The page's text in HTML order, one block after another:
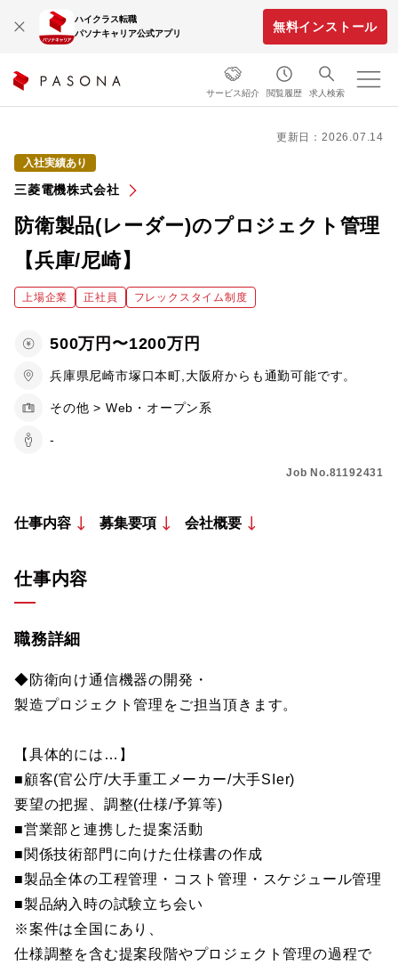
ハイクラス転職
パソナキャリア公式アプリ
無料インストール
サービス紹介 閲覧履歴 求人検索
更新日：2026.07.14
入社実績あり
三菱電機株式会社
防衛製品(レーダー)のプロジェクト管理
【兵庫/尼崎】
上場企業 正社員 フレックスタイム制度
500万円〜1200万円
兵庫県尼崎市塚口本町,大阪府からも通勤可能です。
その他 > Web・オープン系
-
Job No.81192431
仕事内容 募集要項 会社概要
仕事内容
職務詳細
◆防衛向け通信機器の開発・
製造プロジェクト管理をご担当頂きます。
【具体的には…】
■顧客(官公庁/大手重工メーカー/大手SIer)
要望の把握、調整(仕様/予算等)
■営業部と連携した提案活動
■関係技術部門に向けた仕様書の作成
■製品全体の工程管理・コスト管理・スケジュール管理
■製品納入時の試験立ち会い
※案件は全国にあり、
仕様調整を含む提案段階やプロジェクト管理の過程で